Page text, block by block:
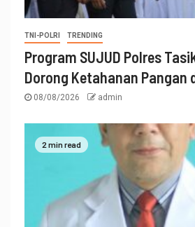
TNI-POLRI TRENDING
Program SUJUD Polres
Dorong Ketahanan Pangan
08/08/2026 admin
2 min read